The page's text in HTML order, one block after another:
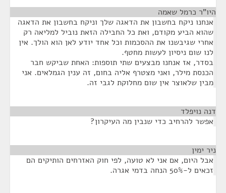
היו"ר כרמל שאמה
אנחנו ניקח בחשבון את הדאגה שלך וניקח בחשבון את הדאגה
שהוא הביע מקודם, ואת כל החבילה הזאת נוביל למליאה רק
אחרי שגיבשנו את ההסכמות וכל אחד יודע לאן הוא הולך. אין
לנו שום ניסיון לעשות מחטף.
בסדר, אז אנחנו מבצעים שתי תוספות: האחת שביקש חבר
הכנסת מילר, ואני מצטרף אליה בחום, זה ענין הגמלאים. אני
מבין שלאוצר אין שום מחלוקת לגבי זה.
דנה נויפלד
אפשר להרחיב כדי שנבין מה העיקרון?
ניר ימין
אבל היום, אם אני לא טועה, לפי חוק האזרחים הותיקים הם
זכאים ל-50% הנחה בדמי אגרה.